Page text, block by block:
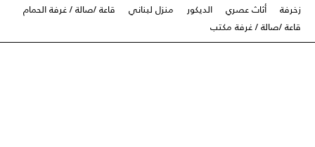
زخرفة
أثاث عصري الديكور منزل لبناني
قاعة /صالة / غرفة الحمام
قاعة /صالة / غرفة مكتب